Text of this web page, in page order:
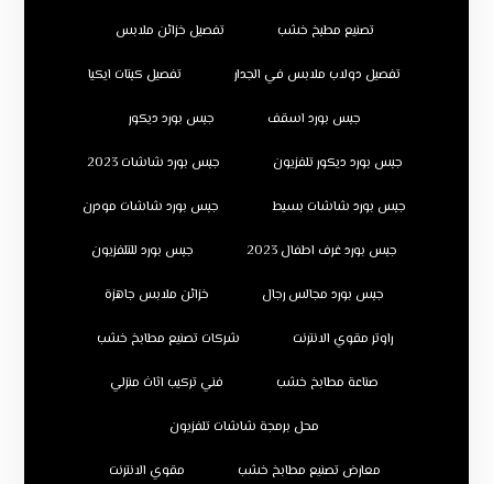
تصنيع مطبخ خشب تفصيل خزائن ملابس
تفصيل دولاب ملابس في الجدار تفصيل كبتات ايكيا
جبس بورد اسقف جبس بورد ديكور
جبس بورد ديكور تلفزيون جبس بورد شاشات 2023
جبس بورد شاشات بسيط جبس بورد شاشات مودرن
جبس بورد غرف اطفال 2023 جبس بورد للتلفزيون
جبس بورد مجالس رجال خزائن ملابس جاهزة
راوتر مقوي الانترنت شركات تصنيع مطابخ خشب
صناعة مطابخ خشب فني تركيب اثاث منزلي
محل برمجة شاشات تلفزيون
معارض تصنيع مطابخ خشب مقوي الانترنت